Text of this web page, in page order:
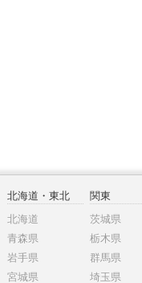
北海道・東北
北海道
青森県
岩手県
宮城県
関東
茨城県
栃木県
群馬県
埼玉県